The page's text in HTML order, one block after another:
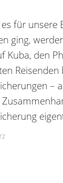
für unsere
ging,
Kuba, den
–